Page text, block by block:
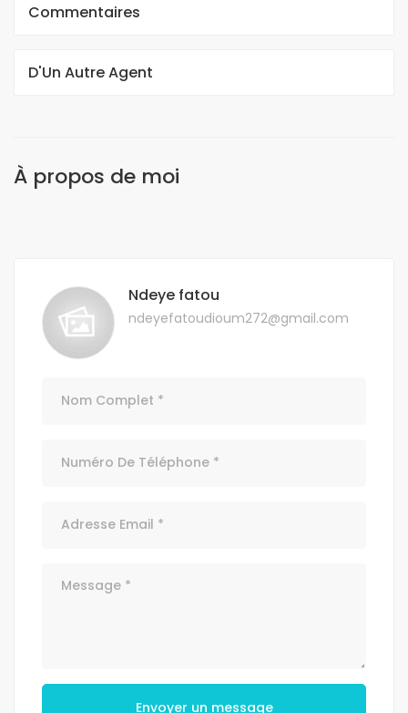
Commentaires
D'Un Autre Agent
À propos de moi
Ndeye fatou
ndeyefatoudioum272@gmail.com
Envoyer un message